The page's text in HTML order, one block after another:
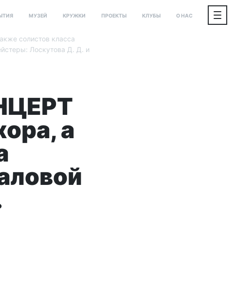
МУЗЕЙ КРУЖКИ ПРОЕКТЫ КЛУБЫ О НАС
солистов класса
Лоскутова Д. Д. и
а